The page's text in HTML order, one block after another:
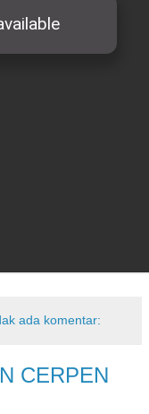
ada komentar:
CERPEN